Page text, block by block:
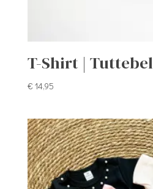
T-Shirt | Tuttebel
€ 14,95